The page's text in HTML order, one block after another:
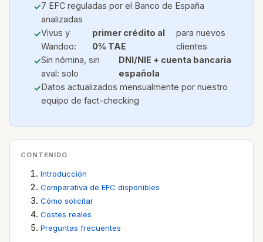
7 EFC reguladas por el Banco de España
analizadas
Vivus y
Wandoo:
primer crédito al
0% TAE
para nuevos
clientes
Sin nómina, sin
aval: solo
DNI/NIE + cuenta bancaria
española
Datos actualizados mensualmente por nuestro
equipo de fact-checking
CONTENIDO
Introducción
Comparativa de EFC disponibles
Cómo solicitar
Costes reales
Preguntas frecuentes